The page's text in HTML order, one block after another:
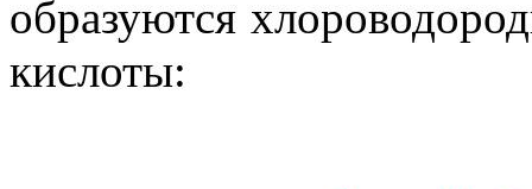
образуются
кислоты: